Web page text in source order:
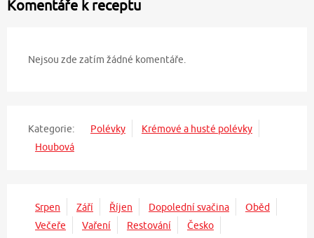
Komentáře k receptu
Nejsou zde zatím žádné komentáře.
Kategorie: Polévky
Krémové a husté polévky
Houbová
Srpen Září Říjen Dopolední svačina
Oběd
Večeře
Vaření Restování
Česko